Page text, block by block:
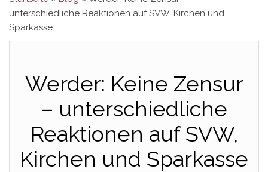
unterschiedliche Reaktionen auf SVW, Kirchen und
Sparkasse
Werder: Keine Zensur
– unterschiedliche
Reaktionen auf SVW,
Kirchen und Sparkasse